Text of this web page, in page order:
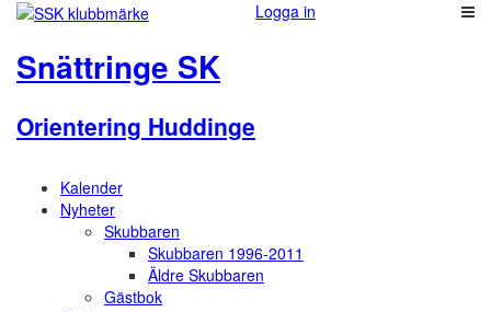
Logga in
Snättringe SK
Orientering Huddinge
Kalender
Nyheter
Skubbaren
Skubbaren 1996-2011
Äldre Skubbaren
Gästbok